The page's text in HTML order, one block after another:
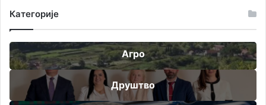
Категорије
Агро
Друштво